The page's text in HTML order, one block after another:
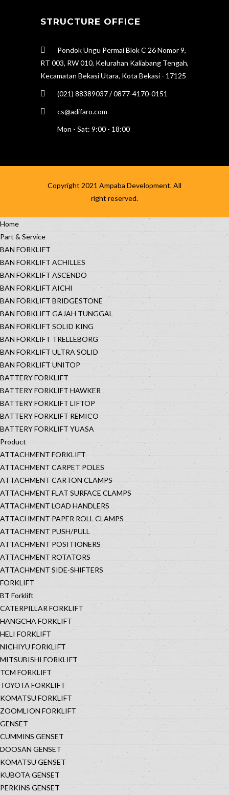
STRUCTURE OFFICE
Pondok Ungu Permai Blok C 26 Nomor 9,
RT 003, RW 010, Kelurahan Kaliabang Tengah,
Kecamatan Bekasi Utara, Kota Bekasi - 17125
(021) 88389037 / 0877-4170-0151
cs@adifaro.com
Mon - Sat: 9:00 - 18:00
Copyright 2021 Ampaba Development. All
right reserved.
Home
Part & Service
BAN FORKLIFT
BAN FORKLIFT ACHILLES
BAN FORKLIFT ASCENDO
BAN FORKLIFT AICHI
BAN FORKLIFT BRIDGESTONE
BAN FORKLIFT GAJAH TUNGGAL
BAN FORKLIFT SOLID KING
BAN FORKLIFT TRELLEBORG
BAN FORKLIFT ULTRA SOLID
BAN FORKLIFT UNITOP
BATTERY FORKLIFT
BATTERY FORKLIFT HAWKER
BATTERY FORKLIFT LIFTOP
BATTERY FORKLIFT REMICO
BATTERY FORKLIFT YUASA
Product
ATTACHMENT FORKLIFT
ATTACHMENT CARPET POLES
ATTACHMENT CARTON CLAMPS
ATTACHMENT FLAT SURFACE CLAMPS
ATTACHMENT LOAD HANDLERS
ATTACHMENT PAPER ROLL CLAMPS
ATTACHMENT PUSH/PULL
ATTACHMENT POSITIONERS
ATTACHMENT ROTATORS
ATTACHMENT SIDE-SHIFTERS
FORKLIFT
BT Forklift
CATERPILLAR FORKLIFT
HANGCHA FORKLIFT
HELI FORKLIFT
NICHIYU FORKLIFT
MITSUBISHI FORKLIFT
TCM FORKLIFT
TOYOTA FORKLIFT
KOMATSU FORKLIFT
ZOOMLION FORKLIFT
GENSET
CUMMINS GENSET
DOOSAN GENSET
KOMATSU GENSET
KUBOTA GENSET
PERKINS GENSET